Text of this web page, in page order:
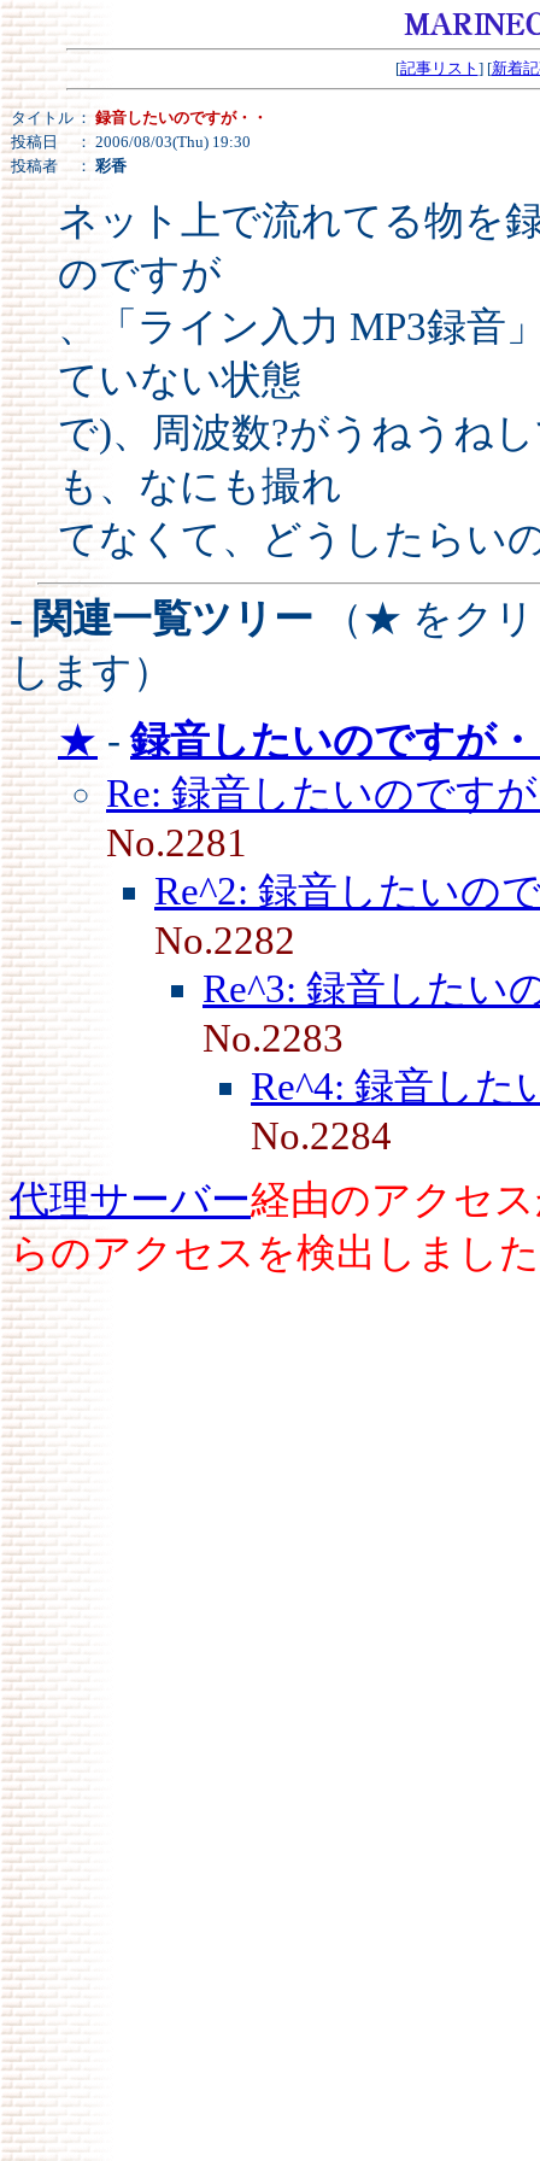
[記事リスト ] [新着
タイトル ： 録音したいのですが・・
投稿日
： 2006/08/03(Thu) 19:30
投稿者
： 彩香
ネット上で流れてる物を
のですが
、「ライン入力 MP3録音
ていない状態
で)、周波数?がうねうね
も、なにも撮れ
てなくて、どうしたらい
- 関連一覧ツリー （★ をク
します）
★ -録音したいのですが
Re: 録音したいのです
No.2281
Re^2: 録音したいの
No.2282
Re^3: 録音したい
No.2283
Re^4: 録音した
No.2284
代理サーバー経由のアクセ
らのアクセスを検出しまし